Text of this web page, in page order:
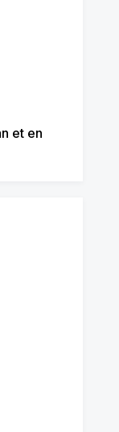
et en